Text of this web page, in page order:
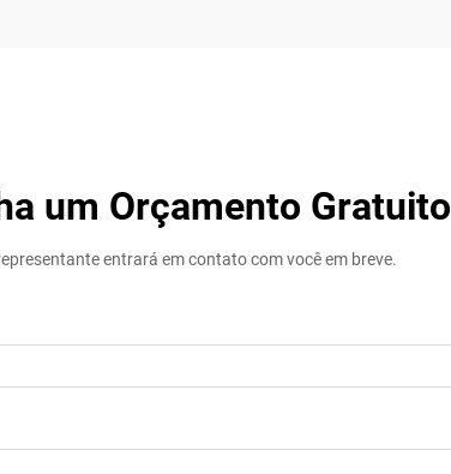
um Orçamento Gratuito
entrará em contato com você em breve.